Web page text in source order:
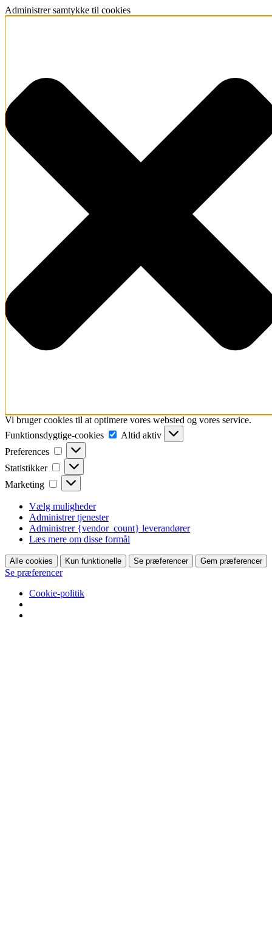
Administrer samtykke til cookies
Vi bruger cookies til at optimere vores websted og vores service.
Funktionsdygtige-cookies
Funktionsdygtige-
cookies
Altid aktiv
Preferences
Preferences
Statistikker Statistikker
Marketing Marketing
Vælg muligheder
Administrer tjenester
Administrer {vendor_count} leverandører
Læs mere om disse formål
Alle cookies Kun funktionelle Se præferencer Gem præferencer
Se præferencer
Cookie-politik